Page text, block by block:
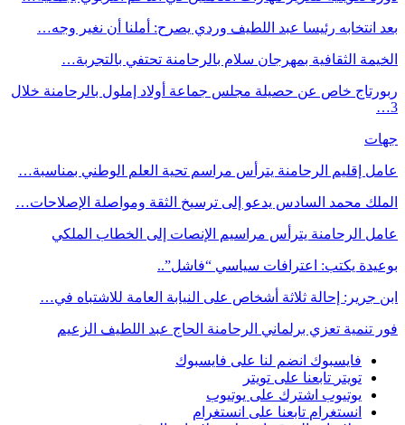
بعد انتخابه رئيسا عبد اللطيف وردي يصرح: أملنا أن نغير وجه…
الخيمة الثقافية بمهرجان سلام بالرحامنة تحتفي بالتجربة…
ربورتاج خاص عن حصيلة مجلس جماعة أولاد إملول بالرحامنة خلال
3…
جهات
عامل إقليم الرحامنة يترأس مراسم تحية العلم الوطني بمناسبة…
الملك محمد السادس يدعو إلى ترسيخ الثقة ومواصلة الإصلاحات…
عامل الرحامنة يترأس مراسيم الإنصات إلى الخطاب الملكي
بوعيدة يكتب: اعترافات سياسي “فاشل”..
ابن جرير: إحالة ثلاثة أشخاص على النيابة العامة للاشتباه في…
فور تنمية تعزي برلماني الرحامنة الحاج عبد اللطيف الزعيم
فايسبوك انضم لنا على فايسبوك
تويتر تابعنا على تويتر
يوتيوب اشترك على يوتيوب
انستغرام تابعنا على انستغرام